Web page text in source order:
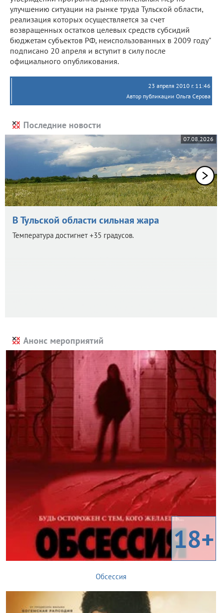
улучшению ситуации на рынке труда Тульской области,
реализация которых осуществляется за счет
возвращенных остатков целевых средств субсидий
бюджетам субъектов РФ, неиспользованных в 2009 году"
подписано 20 апреля и вступит в силу после
официального опубликования.
23 апреля 2010 г. 11:46
Автор публикации Ольга Серова
Последние новости
07.08.2026
В Тульской области сильная жара
Температура достигнет +35 градусов.
Анонс мероприятий
18+
Обсессия